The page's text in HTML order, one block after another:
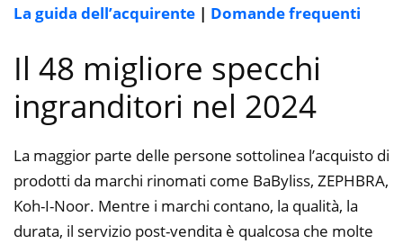
La guida dell’acquirente | Domande frequenti
Il 48 migliore specchi
ingranditori nel 2024
La maggior parte delle persone sottolinea l’acquisto di
prodotti da marchi rinomati come BaByliss, ZEPHBRA,
Koh-I-Noor. Mentre i marchi contano, la qualità, la
durata, il servizio post-vendita è qualcosa che molte